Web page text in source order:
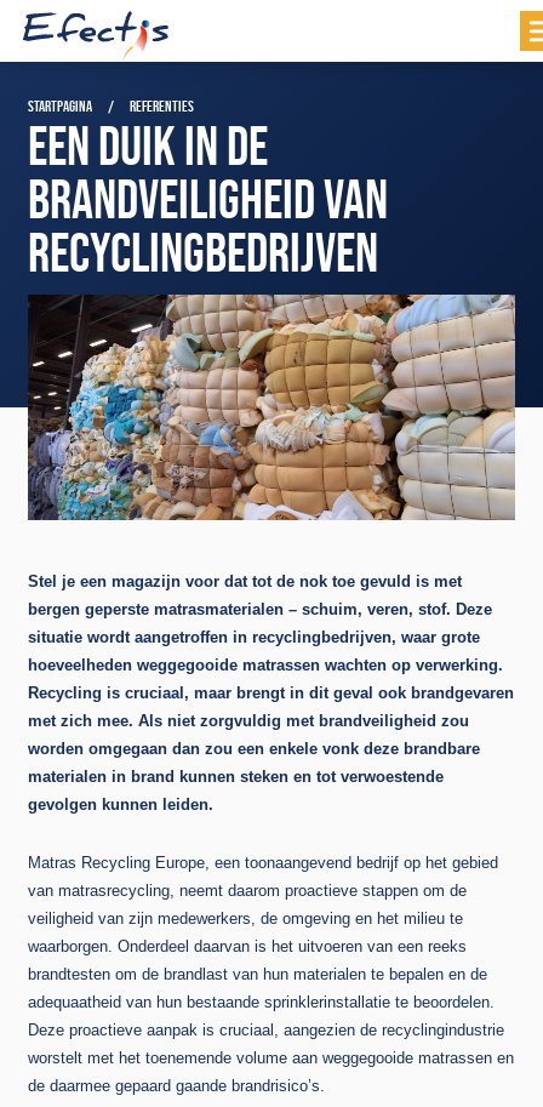
STARTPAGINA REFERENTIES
EEN DUIK IN DE
BRANDVEILIGHEID VAN
RECYCLINGBEDRIJVEN
Stel je een magazijn voor dat tot de nok toe gevuld is met
bergen geperste matrasmaterialen – schuim, veren, stof. Deze
situatie wordt aangetroffen in recyclingbedrijven, waar grote
hoeveelheden weggegooide matrassen wachten op verwerking.
Recycling is cruciaal, maar brengt in dit geval ook brandgevaren
met zich mee. Als niet zorgvuldig met brandveiligheid zou
worden omgegaan dan zou een enkele vonk deze brandbare
materialen in brand kunnen steken en tot verwoestende
gevolgen kunnen leiden.
Matras Recycling Europe, een toonaangevend bedrijf op het gebied
van matrasrecycling, neemt daarom proactieve stappen om de
veiligheid van zijn medewerkers, de omgeving en het milieu te
waarborgen. Onderdeel daarvan is het uitvoeren van een reeks
brandtesten om de brandlast van hun materialen te bepalen en de
adequaatheid van hun bestaande sprinklerinstallatie te beoordelen.
Deze proactieve aanpak is cruciaal, aangezien de recyclingindustrie
worstelt met het toenemende volume aan weggegooide matrassen en
de daarmee gepaard gaande brandrisico’s.